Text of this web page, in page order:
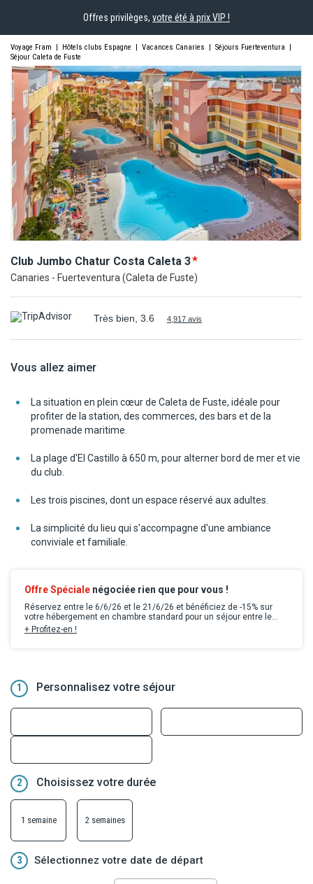
Offres privilèges, votre été à prix VIP !
Voyage Fram | Hôtels clubs Espagne | Vacances Canaries | Séjours Fuerteventura |
Séjour Caleta de Fuste
Club Jumbo Chatur Costa Caleta 3
Canaries - Fuerteventura (Caleta de Fuste)
Très bien, 3.6 4,917 avis
Vous allez aimer
La situation en plein cœur de Caleta de Fuste, idéale pour
profiter de la station, des commerces, des bars et de la
promenade maritime.
La plage d'El Castillo à 650 m, pour alterner bord de mer et vie
du club.
Les trois piscines, dont un espace réservé aux adultes.
La simplicité du lieu qui s'accompagne d'une ambiance
conviviale et familiale.
Offre Spéciale négociée rien que pour vous !
Réservez entre le 6/6/26 et le 21/6/26 et bénéficiez de -15% sur
votre hébergement en chambre standard pour un séjour entre le
6/6/26 et le 30/6/26.
+ Profitez-en !
1 Personnalisez votre séjour
2 Choisissez votre durée
1 semaine 2 semaines
3 Sélectionnez votre date de départ